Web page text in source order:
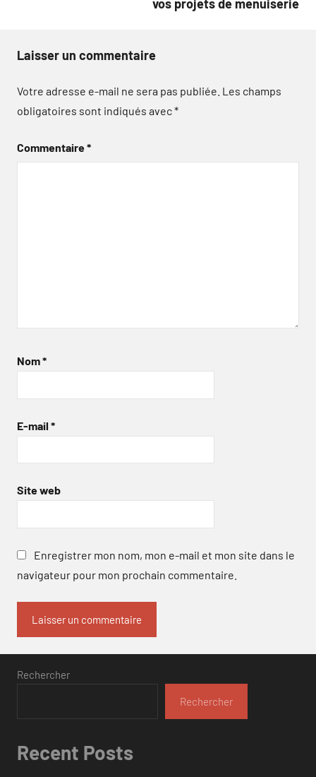
vos projets de menuiserie
Laisser un commentaire
Votre adresse e-mail ne sera pas publiée. Les champs
obligatoires sont indiqués avec*
Commentaire*
Nom*
E-mail *
Site web
Enregistrer mon nom, mon e-mail et mon site dans le
navigateur pour mon prochain commentaire.
Rechercher
Rechercher
Recent Posts